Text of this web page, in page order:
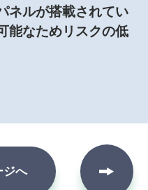
ネルが搭載されてい
能なためリスクの低
ジへ